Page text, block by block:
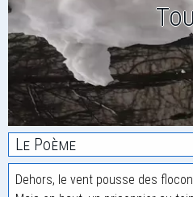
Le Poème
Dehors, le vent pousse des